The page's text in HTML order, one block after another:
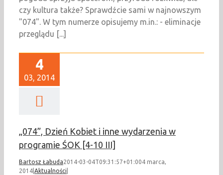
czy kultura także? Sprawdźcie sami w najnowszym
"074". W tym numerze opisujemy m.in.: - eliminacje
przeglądu [...]
4
03, 2014
„074”, Dzień Kobiet i inne wydarzenia w
programie ŚOK [4-10 III]
Bartosz Łabuda2014-03-04T09:31:57+01:004 marca,
2014 Aktualności